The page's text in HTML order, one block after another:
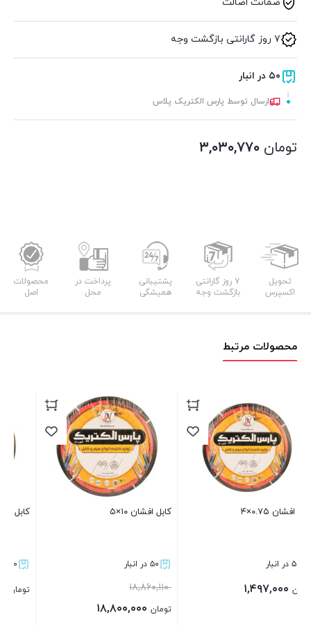
۷ روز گارانتی بازگشت وجه
۵۰ در انبار
ارسال توسط پارس الکتریک پلاس
تومان
تحویل
اکسپرس
۷ روز گارانتی
بازگشت وجه
پشتیبانی
همیشگی
پرداخت در
محل
محصولات
اصل
محصولات مرتبط
کابل افشان ۱۰×۵
۱۸,۸۶۰,۱۱۰
کابل افشان ۰.۵×۵
تومان